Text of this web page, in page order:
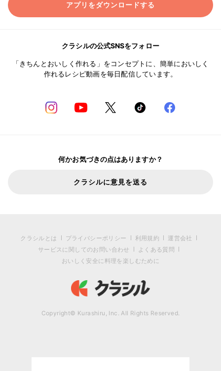
アプリをダウンロードする
クラシルの公式SNSをフォロー
「きちんとおいしく作れる」をコンセプトに、簡単においしく
作れるレシピ動画を毎日配信しています。
何かお気づきの点はありますか？
クラシルに意見を送る
クラシルとは プライバシーポリシー 利用規約
運営会社
サービスに関してのお問い合わせ
よくある質問
おいしく安全に料理を楽しむために
Copyright© Kurashiru, Inc. All Rights Reserved.